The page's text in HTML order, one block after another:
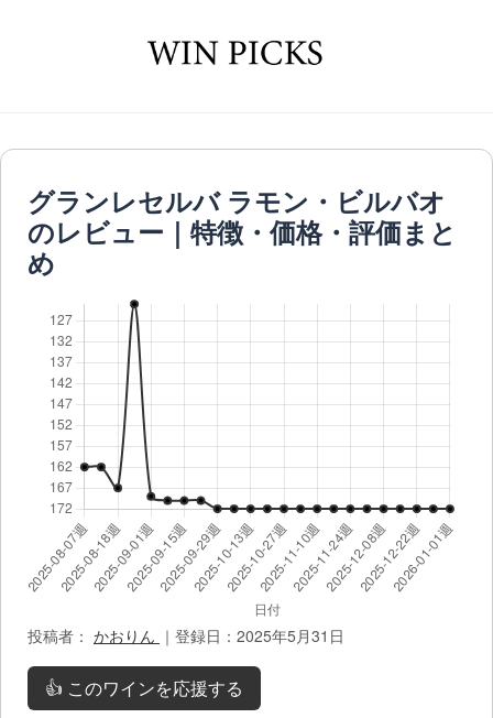
グランレセルバ ラモン・ビルバオ
のレビュー｜特徴・価格・評価まと
め
投稿者： かおりん ｜登録日：2025年5月31日
👍 このワインを応援する